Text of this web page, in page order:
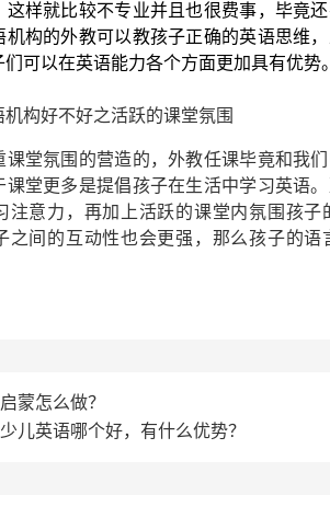
这样就比较不专业并且也很费事，毕竟
机构的外教可以教孩子正确的英语思维
可以在英语能力各个方面更加具有优势。
机构好不好之活跃的课堂氛围
课堂氛围的营造的，外教任课毕竟和我
课堂更多是提倡孩子在生活中学习英语
注意力，再加上活跃的课堂内氛围孩
之间的互动性也会更强，那么孩子的
蒙怎么做？
儿英语哪个好，有什么优势？